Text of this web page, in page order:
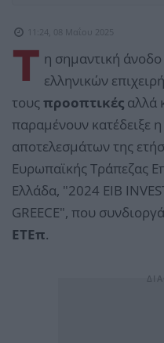
11:24, 08 Μαΐου 2025
Τ η σημαντική άνοδο
ελληνικών
τους προοπτικές αλλά
παραμένουν κατέδειξε
αποτελεσμάτων της
Ευρωπαϊκής Τράπεζας
Ελλάδα, "2024 EIB
GREECE", που
ΕΤΕπ.